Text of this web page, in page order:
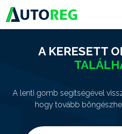
A KERESETT
A lenti gomb segítségével
hogy tovább